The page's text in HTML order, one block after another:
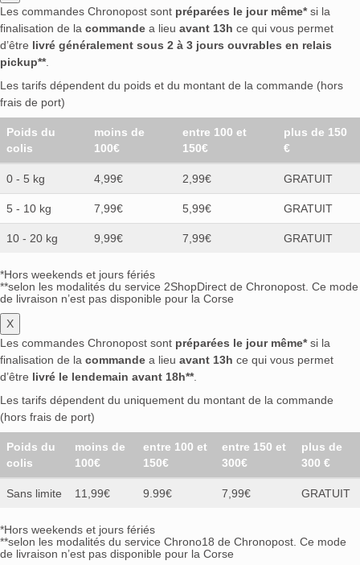
Les commandes Chronopost sont préparées le jour même*si la
finalisation de la commande a lieu avant 13h ce qui vous permet
d’être livré généralement sous 2 à 3 jours ouvrables en relais
pickup**.
Les tarifs dépendent du poids et du montant de la commande (hors
frais de port)
Poids du
colis
moins de
100€
entre 100 et
150€
plus de 150
€
0 - 5 kg 4,99€ 2,99€ GRATUIT
5 - 10 kg 7,99€ 5,99€ GRATUIT
10 - 20 kg 9,99€ 7,99€ GRATUIT
*Hors weekends et jours fériés
**selon les modalités du service 2ShopDirect de Chronopost. Ce mode
de livraison n’est pas disponible pour la Corse
X
Les commandes Chronopost sont préparées le jour même*si la
finalisation de la commande a lieu avant 13h ce qui vous permet
d’être livré le lendemain avant 18h**.
Les tarifs dépendent du uniquement du montant de la commande
(hors frais de port)
Poids du
colis
moins de
100€
entre 100 et
150€
entre 150 et
300€
plus de
300 €
Sans limite 11,99€ 9.99€ 7,99€ GRATUIT
*Hors weekends et jours fériés
**selon les modalités du service Chrono18 de Chronopost. Ce mode
de livraison n’est pas disponible pour la Corse